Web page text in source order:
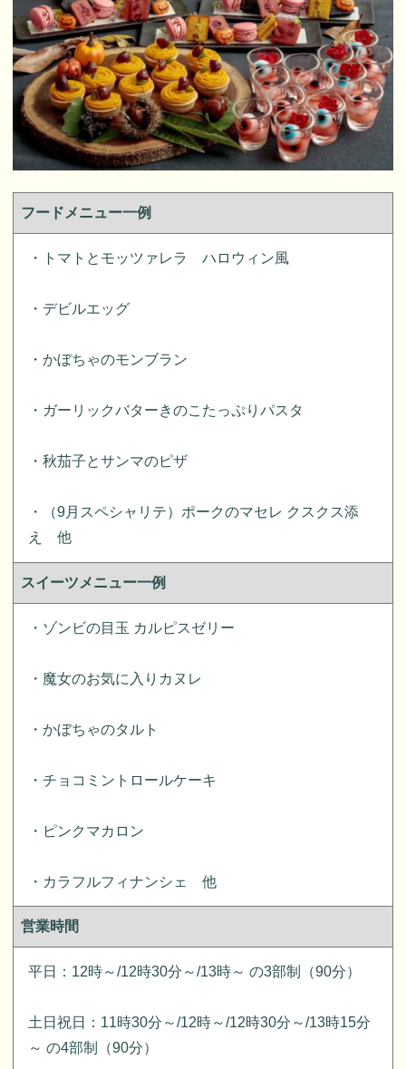
フードメニュー一例
・トマトとモッツァレラ ハロウィン風
・デビルエッグ
・かぼちゃのモンブラン
・ガーリックバターきのこたっぷりパスタ
・秋茄子とサンマのピザ
・（9月スペシャリテ）ポークのマセレ クスクス添
え 他
スイーツメニュー一例
・ゾンビの目玉 カルピスゼリー
・魔女のお気に入りカヌレ
・かぼちゃのタルト
・チョコミントロールケーキ
・ピンクマカロン
・カラフルフィナンシェ 他
営業時間
平日：12時～/12時30分～/13時～ の3部制（90分）
土日祝日：11時30分～/12時～/12時30分～/13時15分
～ の4部制（90分）